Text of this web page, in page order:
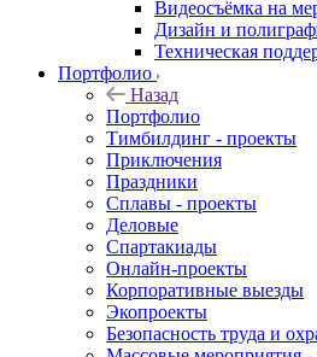
Видеосъёмка на
Дизайн и
Техническая
Портфолио
Назад
Портфолио
Тимбилдинг - проекты
Приключения
Праздники
Сплавы - проекты
Деловые
Спартакиады
Онлайн-проекты
Корпоративные выезды
Экопроекты
Безопасность труда и